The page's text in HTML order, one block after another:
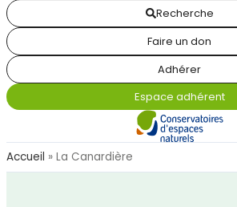
Recherche
Faire un don
Adhérer
Espace adhérent
Accueil » La Canardière